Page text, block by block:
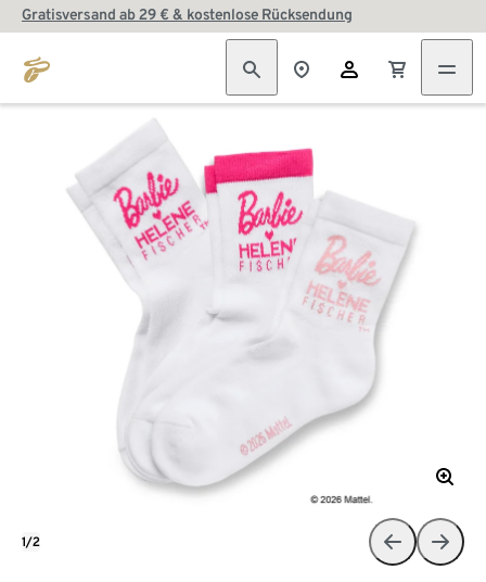
Gratisversand ab 29 € & kostenlose Rücksendung
1/2